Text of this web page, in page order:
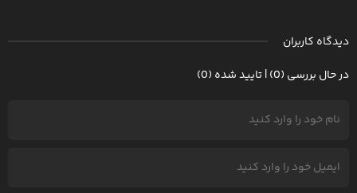
دیدگاه کاربران
در حال بررسی (0) | تایید شده (0)